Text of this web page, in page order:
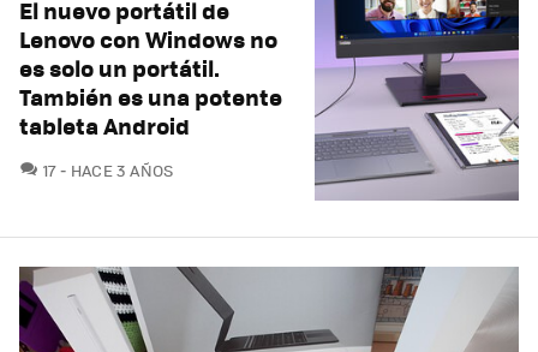
El nuevo portátil de
Lenovo con Windows no
es solo un portátil.
También es una potente
tableta Android
17COMENTARIOS
HACE 3 AÑOS